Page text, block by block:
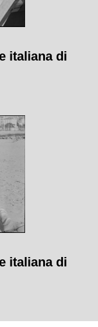
italiana di
italiana di